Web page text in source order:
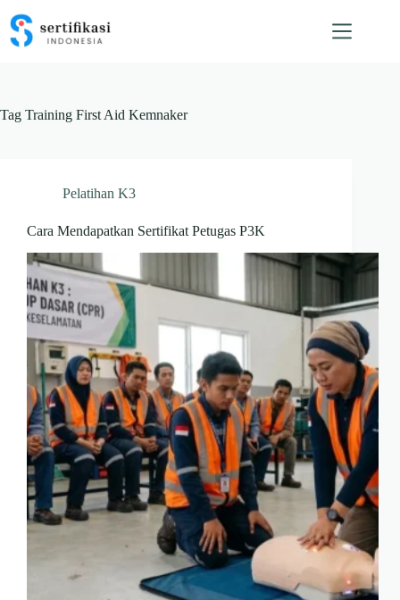
content
Tag Training First Aid Kemnaker
Pelatihan K3
Cara Mendapatkan Sertifikat Petugas P3K